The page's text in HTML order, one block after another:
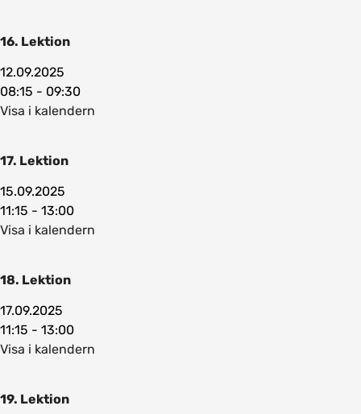
16. Lektion
12.09.2025
08:15 - 09:30
Visa i kalendern
17. Lektion
15.09.2025
11:15 - 13:00
Visa i kalendern
18. Lektion
17.09.2025
11:15 - 13:00
Visa i kalendern
19. Lektion